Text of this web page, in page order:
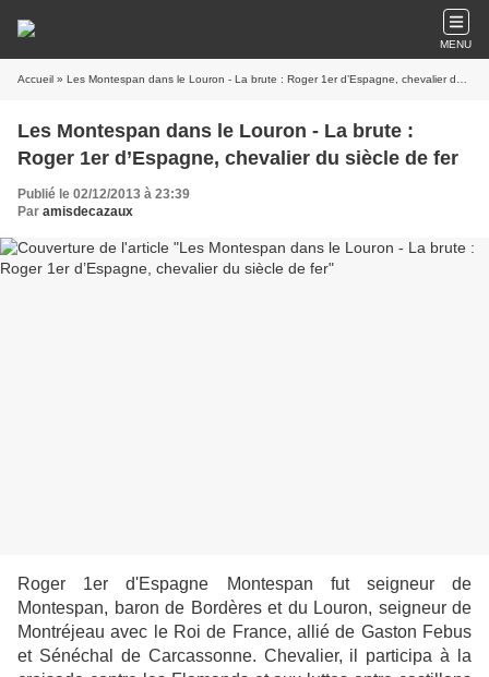
MENU
Accueil » Les Montespan dans le Louron - La brute : Roger 1er d’Espagne, chevalier du siècle de fer
Les Montespan dans le Louron - La brute :
Roger 1er d’Espagne, chevalier du siècle de fer
Publié le 02/12/2013 à 23:39
Par amisdecazaux
Roger 1er d'Espagne Montespan fut seigneur de
Montespan, baron de Bordères et du Louron, seigneur de
Montréjeau avec le Roi de France, allié de Gaston Febus
et Sénéchal de Carcassonne. Chevalier, il participa à la